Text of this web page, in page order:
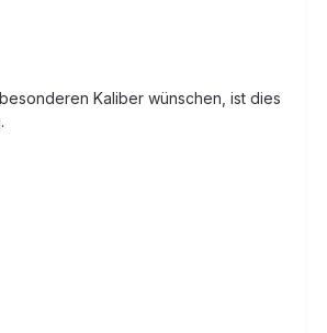
Kaliber wünschen, ist dies